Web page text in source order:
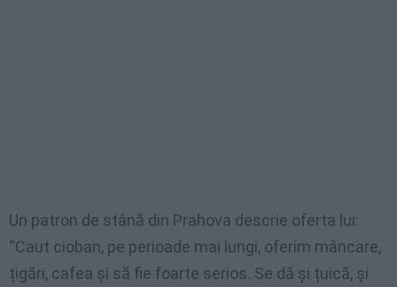
Un patron de stână din Prahova descrie oferta lui:
“Caut cioban, pe perioade mai lungi, oferim mâncare,
țigări, cafea și să fie foarte serios. Se dă și țuică, și